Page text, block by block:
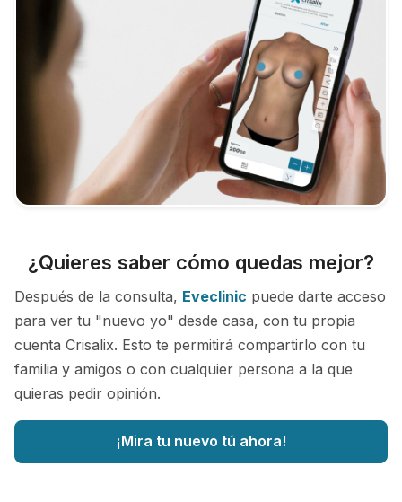
¿Quieres saber cómo quedas mejor?
Después de la consulta, Eveclinic puede darte acceso
para ver tu "nuevo yo" desde casa, con tu propia
cuenta Crisalix. Esto te permitirá compartirlo con tu
familia y amigos o con cualquier persona a la que
quieras pedir opinión.
¡Mira tu nuevo tú ahora!